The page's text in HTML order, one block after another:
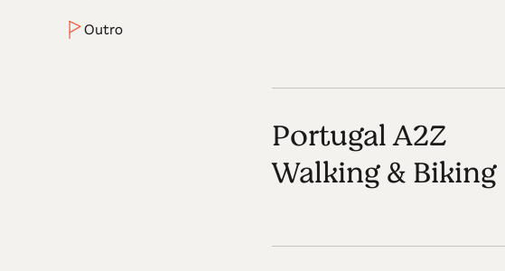
Outro
Portugal A2Z
Walking & Biking